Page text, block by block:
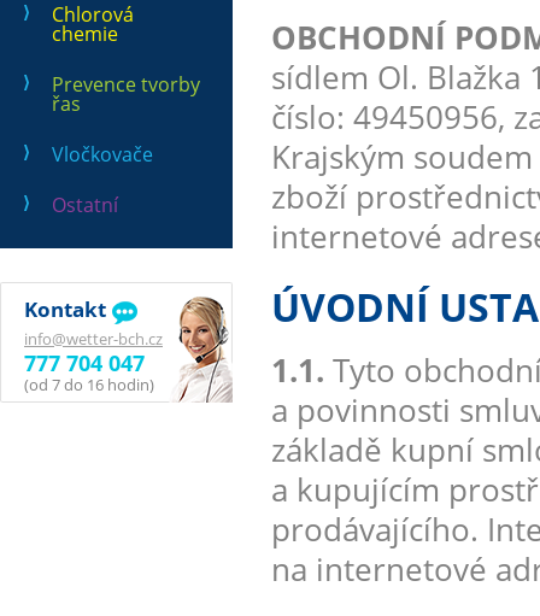
Chlorová
chemie
Prevence tvorby
řas
Vločkovače
Ostatní
Kontakt
info@wetter-bch.cz
777 704 047
(od 7 do 16 hodin)
OBCHODNÍ
sídlem Ol. Blažka
číslo: 49450956,
Krajským
zboží
internetové
ÚVODNÍ
1.1. Tyto
a povinnosti
základě kupní
a kupujícím
prodávajícího.
na internetové